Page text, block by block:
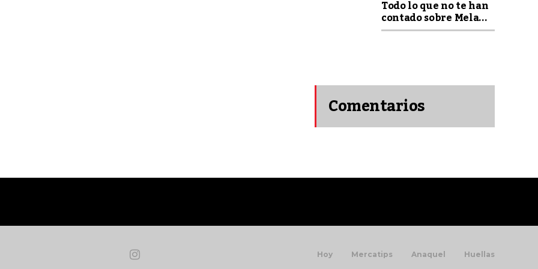
Todo lo que no te han
contado sobre Mela...
Comentarios
Hoy Mercatips Anaquel Huellas